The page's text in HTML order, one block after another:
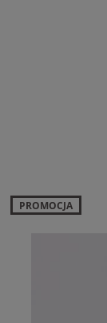
PROMOCJA